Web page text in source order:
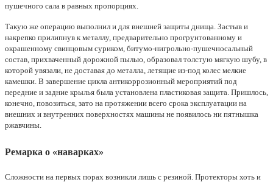
пушечного сала в равных пропорциях.
Такую же операцию выполнил и для внешней защиты днища. Застыв и
накрепко прилипнув к металлу, предварительно прогрунтованному и
окрашенному свинцовым суриком, битумо-нигрольно-пушечносальный
состав, прихваченный дорожной пылью, образовал толстую мягкую шубу, в
которой увязали, не доставая до металла, летящие из-под колес мелкие
камешки. В завершение цикла антикоррозионный мероприятий под
передние и задние крылья была установлена пластиковая защита. Пришлось,
конечно, повозиться, зато на протяжении всего срока эксплуатации на
внешних и внутренних поверхностях машины не появилось ни пятнышка
ржавчины.
Ремарка о «наварках»
Сложности на первых порах возникли лишь с резиной. Протекторы хоть и